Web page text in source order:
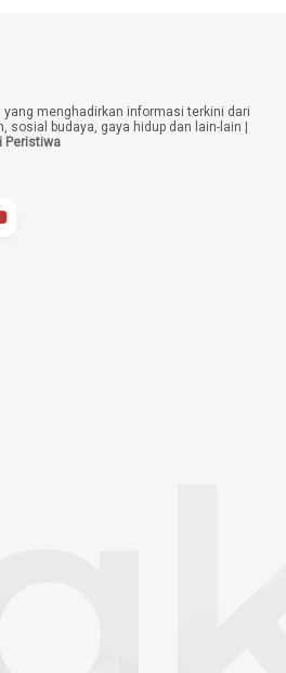
yang menghadirkan informasi terkini dari
sosial budaya, gaya hidup dan lain-lain |
Peristiwa